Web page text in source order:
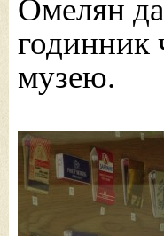
Омелян
годинник
музею.